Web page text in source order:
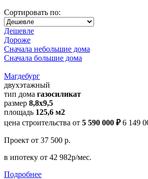
Сортировать по:
Дешевле
Дороже
Сначала небольшие дома
Сначала большие дома
Магдебург
двухэтажный
тип дома газосиликат
размер 8,8х9,5
площадь 125,6 м2
цена строительства от 5 590 000 ₽ 6 149
Проект от 37 500 р.
в ипотеку от 42 982р/мес.
Подробнее